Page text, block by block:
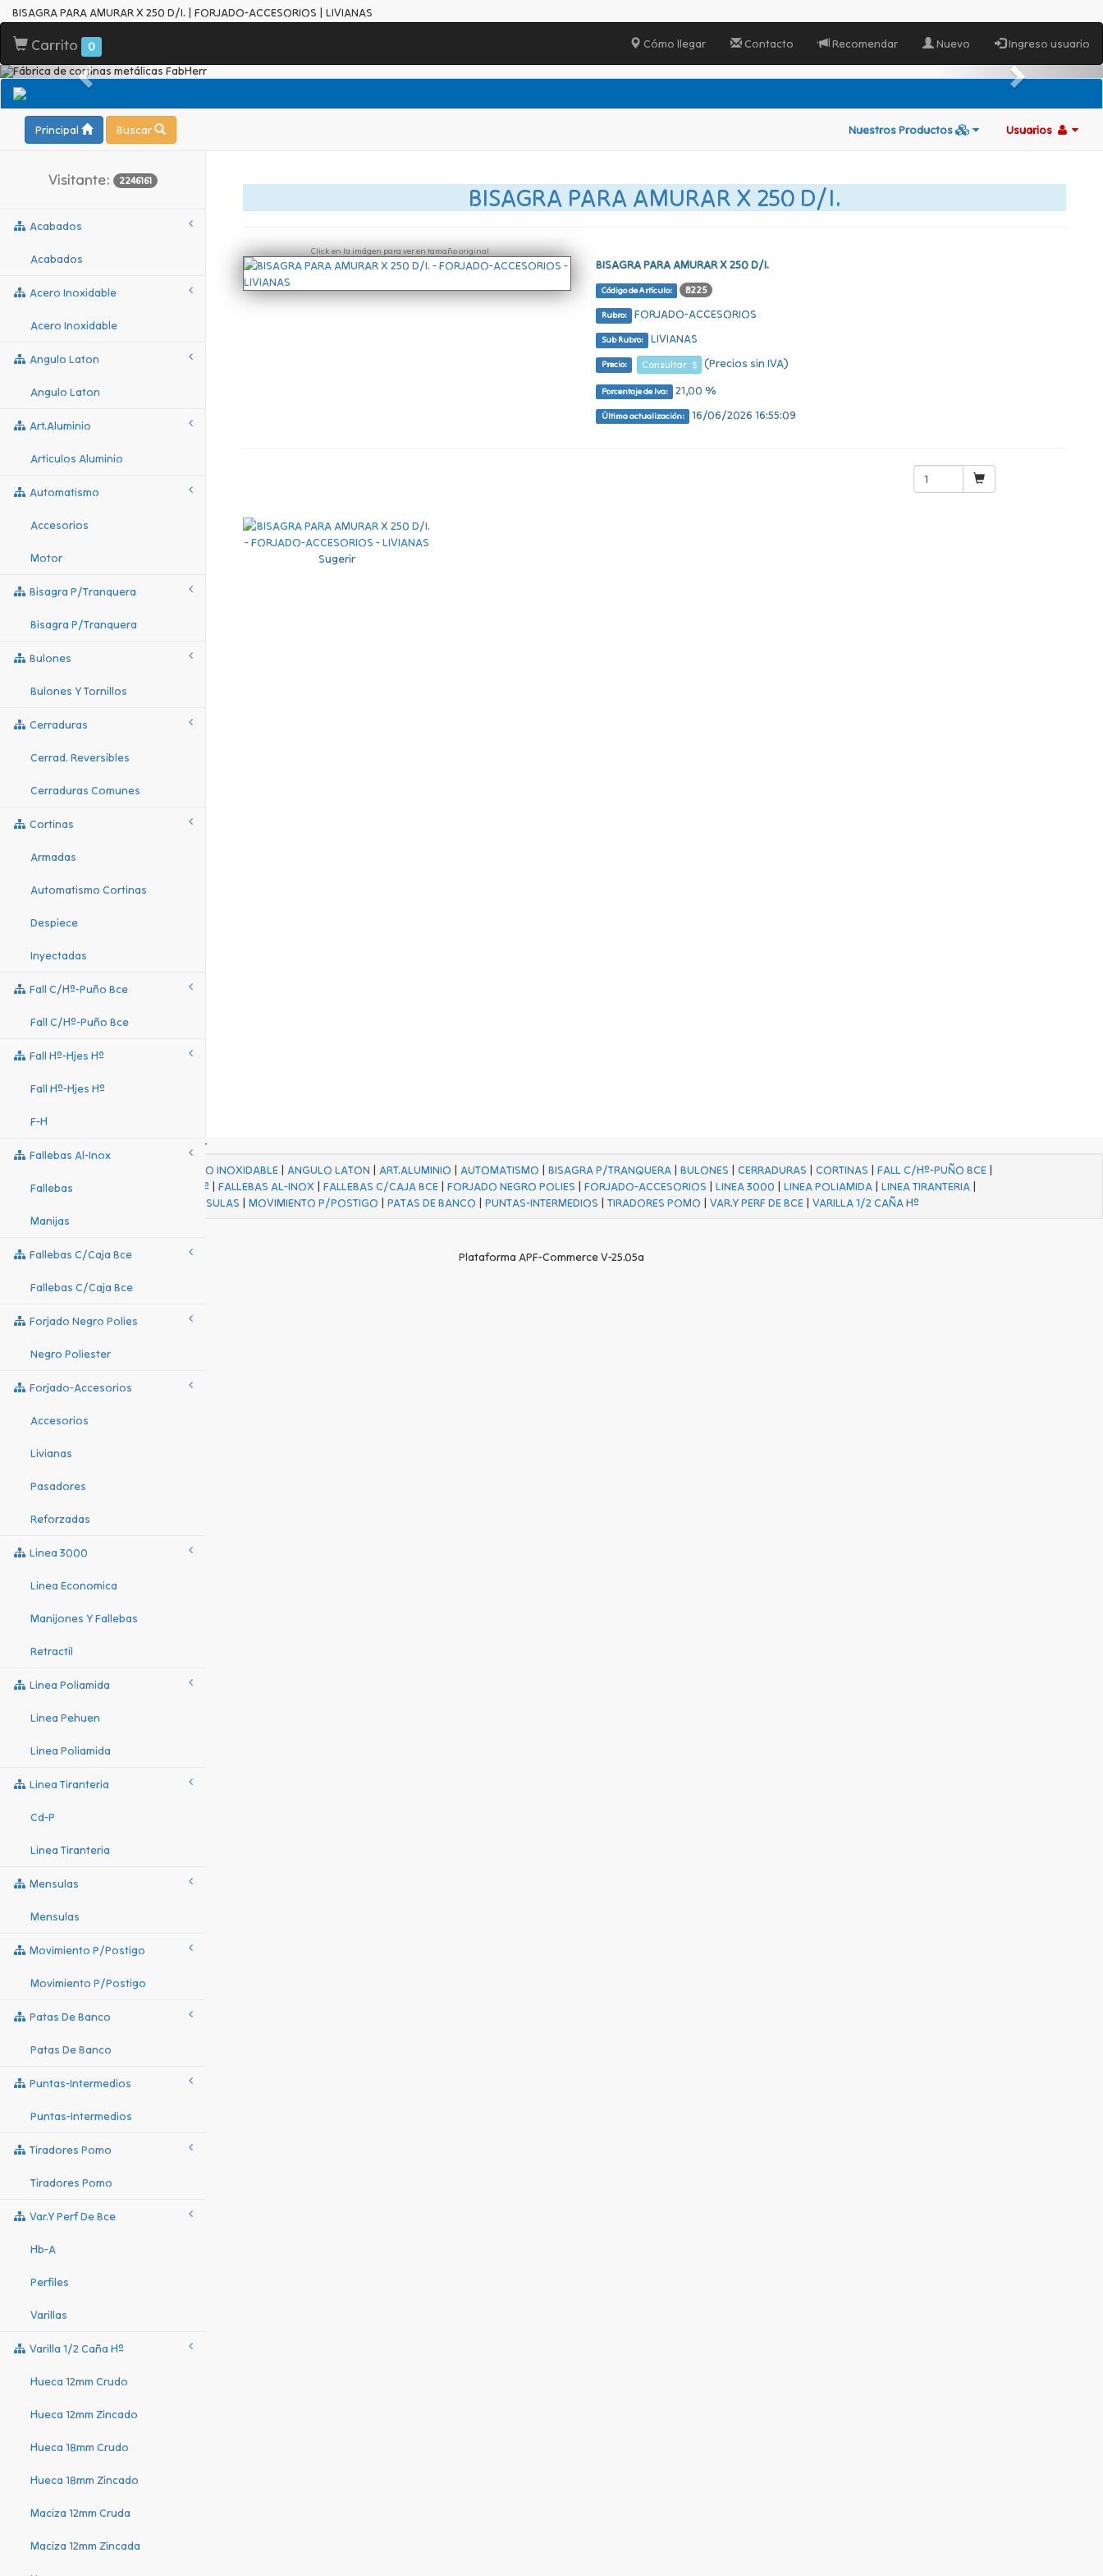
BISAGRA PARA AMURAR X 250 D/I. | FORJADO-ACCESORIOS | LIVIANAS
Carrito 0 Cómo llegar Contacto Recomendar Nuevo Ingreso usuario
Principal Buscar Nuestros Productos Usuarios
Visitante: 2246161
Acabados
Acabados
Acero Inoxidable
Acero Inoxidable
Angulo Laton
Angulo Laton
Art.aluminio
Articulos Aluminio
Automatismo
Accesorios
Motor
Bisagra P/tranquera
Bisagra P/tranquera
Bulones
Bulones Y Tornillos
Cerraduras
Cerrad. Reversibles
Cerraduras Comunes
Cortinas
Armadas
Automatismo Cortinas
Despiece
Inyectadas
Fall C/hº-Puño Bce
Fall C/hº-Puño Bce
Fall Hº-Hjes Hº
Fall Hº-Hjes Hº
F-H
Fallebas Al-Inox
Fallebas
Manijas
Fallebas C/caja Bce
Fallebas C/caja Bce
Forjado Negro Polies
Negro Poliester
Forjado-Accesorios
Accesorios
Livianas
Pasadores
Reforzadas
Linea 3000
Linea Economica
Manijones Y Fallebas
Retractil
Linea Poliamida
Linea Pehuen
Linea Poliamida
Linea Tiranteria
Cd-P
Linea Tiranteria
Mensulas
Mensulas
Movimiento P/postigo
Movimiento P/postigo
Patas De Banco
Patas De Banco
Puntas-Intermedios
Puntas-Intermedios
Tiradores Pomo
Tiradores Pomo
Var.y Perf De Bce
Hb-A
Perfiles
Varillas
Varilla 1/2 Caña Hº
Hueca 12mm Crudo
Hueca 12mm Zincado
Hueca 18mm Crudo
Hueca 18mm Zincado
Maciza 12mm Cruda
Maciza 12mm Zincada
BISAGRA PARA AMURAR X 250 D/I.
Click en la imágen para ver en tamaño original
BISAGRA PARA AMURAR X 250 D/I.
Código de Artículo: B225
Rubro: FORJADO-ACCESORIOS
Sub Rubro: LIVIANAS
Precio: Consultar $ (Precios sin IVA)
Porcentaje de Iva: 21,00 %
Última actualización: 16/06/2026 16:55:09
Sugerir
ACERO INOXIDABLE| ANGULO LATON | ART.ALUMINIO | AUTOMATISMO | BISAGRA P/TRANQUERA| BULONES | CERRADURAS | CORTINAS | FALL C/Hº-PUÑO BCE|
FALL Hº-HJES Hº |FALLEBAS AL-INOX |FALLEBAS C/CAJA BCE |FORJADO NEGRO POLIES |FORJADO-ACCESORIOS |LINEA 3000 |LINEA POLIAMIDA |LINEA TIRANTERIA |
MENSULAS | MOVIMIENTO P/POSTIGO | PATAS DE BANCO | PUNTAS-INTERMEDIOS | TIRADORES POMO | VAR.Y PERF DE BCE| VARILLA 1/2 CAÑA Hº
Plataforma APF-Commerce V-25.05a